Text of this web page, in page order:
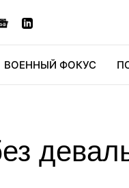
ВОЕННЫЙ ФОКУС